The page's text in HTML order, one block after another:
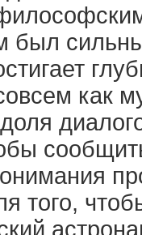
был
как
того,